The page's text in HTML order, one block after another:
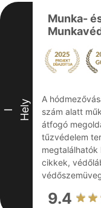
I Hely
Munka-
A
szám alatt
átfogó
tűzvédelem
megtalálhatók
cikkek,
9.4